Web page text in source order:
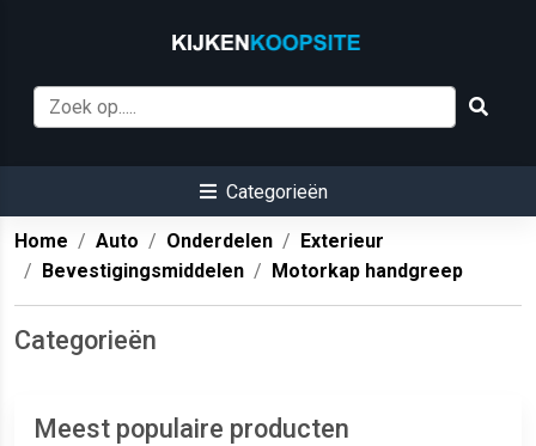
Categorieën
Home Auto Onderdelen
Exterieur
Bevestigingsmiddelen
Motorkap handgreep
Categorieën
Meest populaire producten